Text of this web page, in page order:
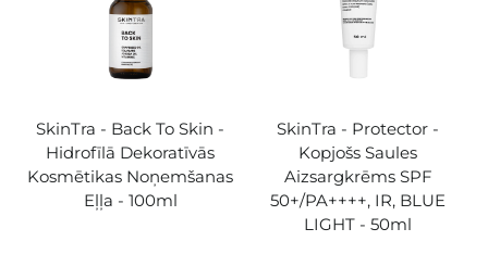
SkinTra - Back To Skin -
Hidrofīlā Dekoratīvās
Kosmētikas Noņemšanas
Eļļa - 100ml
SkinTra - Protector -
Kopjošs Saules
Aizsargkrēms SPF
50+/PA++++, IR, BLUE
LIGHT - 50ml